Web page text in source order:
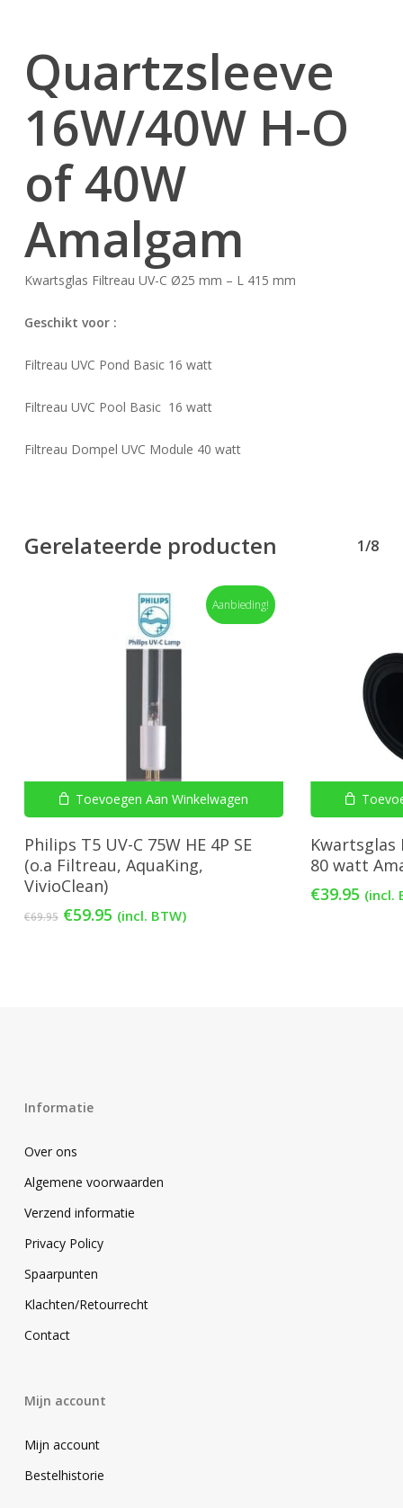
Quartzsleeve
16W/40W H-O
of 40W
Amalgam
Kwartsglas Filtreau UV-C Ø25 mm – L 415 mm
Geschikt voor :
Filtreau UVC Pond Basic 16 watt
Filtreau UVC Pool Basic 16 watt
Filtreau Dompel UVC Module 40 watt
Gerelateerde producten 1/8
Aanbieding!
Toevoegen Aan Winkelwagen
Philips T5 UV-C 75W HE 4P SE
(o.a Filtreau, AquaKing,
VivioClean)
€69.95 Oorspronkelijke
€59.95Huidige
(incl. BTW)
Kwartsglas
80 watt
€39.95 (incl.
Informatie
Over ons
Algemene voorwaarden
Verzend informatie
Privacy Policy
Spaarpunten
Klachten/Retourrecht
Contact
Mijn account
Mijn account
Bestelhistorie